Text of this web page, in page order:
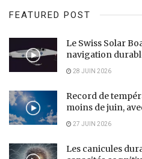
FEATURED POST
Le Swiss Solar
navigation
28 JUIN 2026
Record de
moins de juin,
27 JUIN 2026
Les canicules